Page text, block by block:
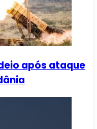
após ataque